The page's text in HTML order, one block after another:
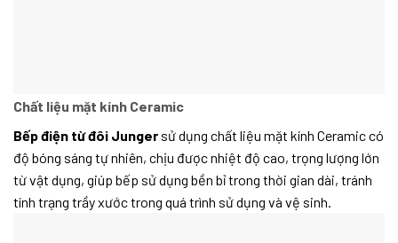
Chất liệu mặt kính Ceramic
Bếp điện từ đôi Junger sử dụng chất liệu mặt kính Ceramic có
độ bóng sáng tự nhiên, chịu được nhiệt độ cao, trọng lượng lớn
từ vật dụng, giúp bếp sử dụng bền bỉ trong thời gian dài, tránh
tính trạng trầy xước trong quá trình sử dụng và vệ sinh.